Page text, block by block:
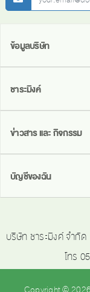
ข้อมูลบริษัท
ชาระมิงค์
ข่าวสาร และ กิจกรรม
บัญชีของฉัน
บริษัท ชาระมิงค์ จำกั
โทร